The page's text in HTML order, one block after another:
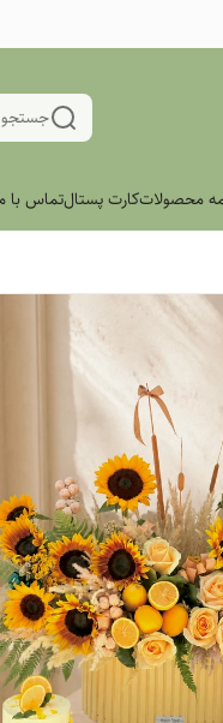
محصولاتکارت پستالتماس با